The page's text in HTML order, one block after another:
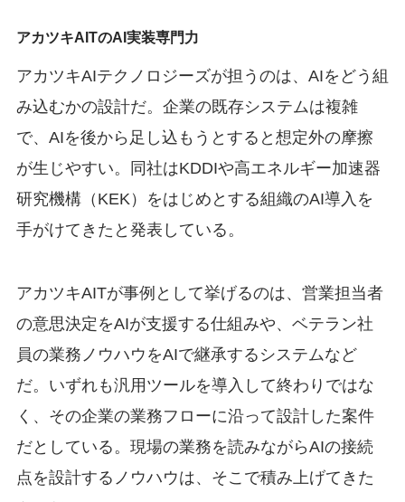
アカツキAITのAI実装専門力
アカツキAIテクノロジーズが担うのは、AIをどう組
み込むかの設計だ。企業の既存システムは複雑
で、AIを後から足し込もうとすると想定外の摩擦
が生じやすい。同社はKDDIや高エネルギー加速器
研究機構（KEK）をはじめとする組織のAI導入を
手がけてきたと発表している。
アカツキAITが事例として挙げるのは、営業担当者
の意思決定をAIが支援する仕組みや、ベテラン社
員の業務ノウハウをAIで継承するシステムなど
だ。いずれも汎用ツールを導入して終わりではな
く、その企業の業務フローに沿って設計した案件
だとしている。現場の業務を読みながらAIの接続
点を設計するノウハウは、そこで積み上げてきた